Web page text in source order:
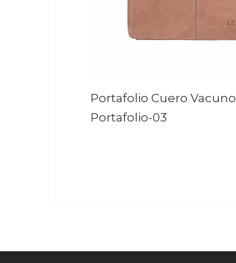
Portafolio Cuero Vacuno
Portafolio-03